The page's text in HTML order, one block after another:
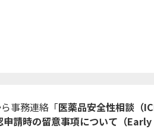
事務連絡「医薬品安全性相談（
申請時の留意事項について（